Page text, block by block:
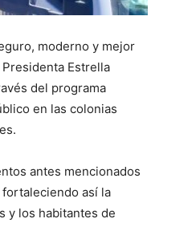
moderno y mejor
Estrella
del programa
en las colonias
antes mencionados
así la
y los habitantes de